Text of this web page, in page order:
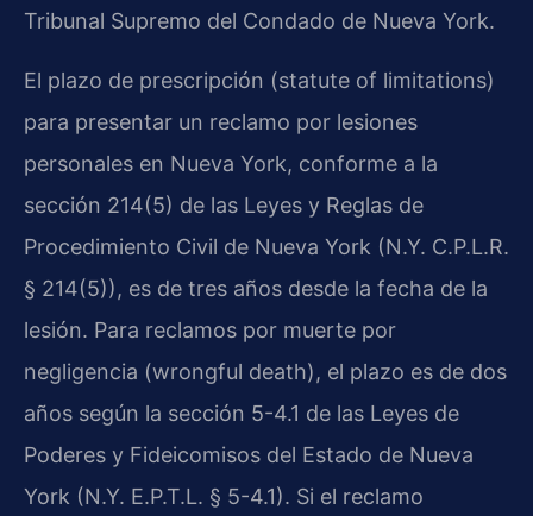
Tribunal Supremo del Condado de Nueva York.
El plazo de prescripción (statute of limitations)
para presentar un reclamo por lesiones
personales en Nueva York, conforme a la
sección 214(5) de las Leyes y Reglas de
Procedimiento Civil de Nueva York (N.Y. C.P.L.R.
§ 214(5)), es de tres años desde la fecha de la
lesión. Para reclamos por muerte por
negligencia (wrongful death), el plazo es de dos
años según la sección 5-4.1 de las Leyes de
Poderes y Fideicomisos del Estado de Nueva
York (N.Y. E.P.T.L. § 5-4.1). Si el reclamo